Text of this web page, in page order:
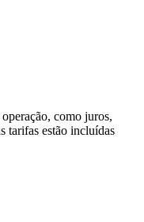
como juros,
tarifas estão incluídas